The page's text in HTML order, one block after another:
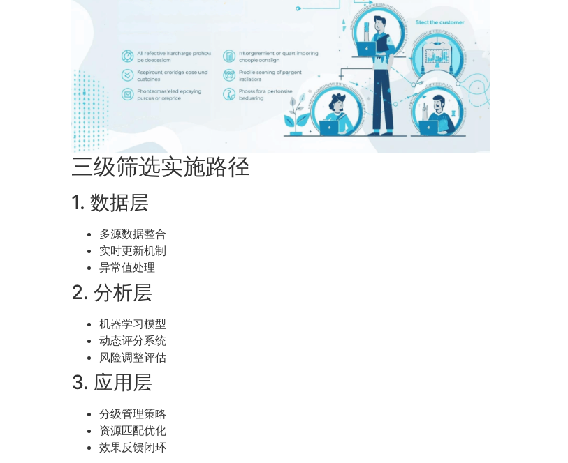
三级筛选实施路径
1. 数据层
多源数据整合
实时更新机制
异常值处理
2. 分析层
机器学习模型
动态评分系统
风险调整评估
3. 应用层
分级管理策略
资源匹配优化
效果反馈闭环